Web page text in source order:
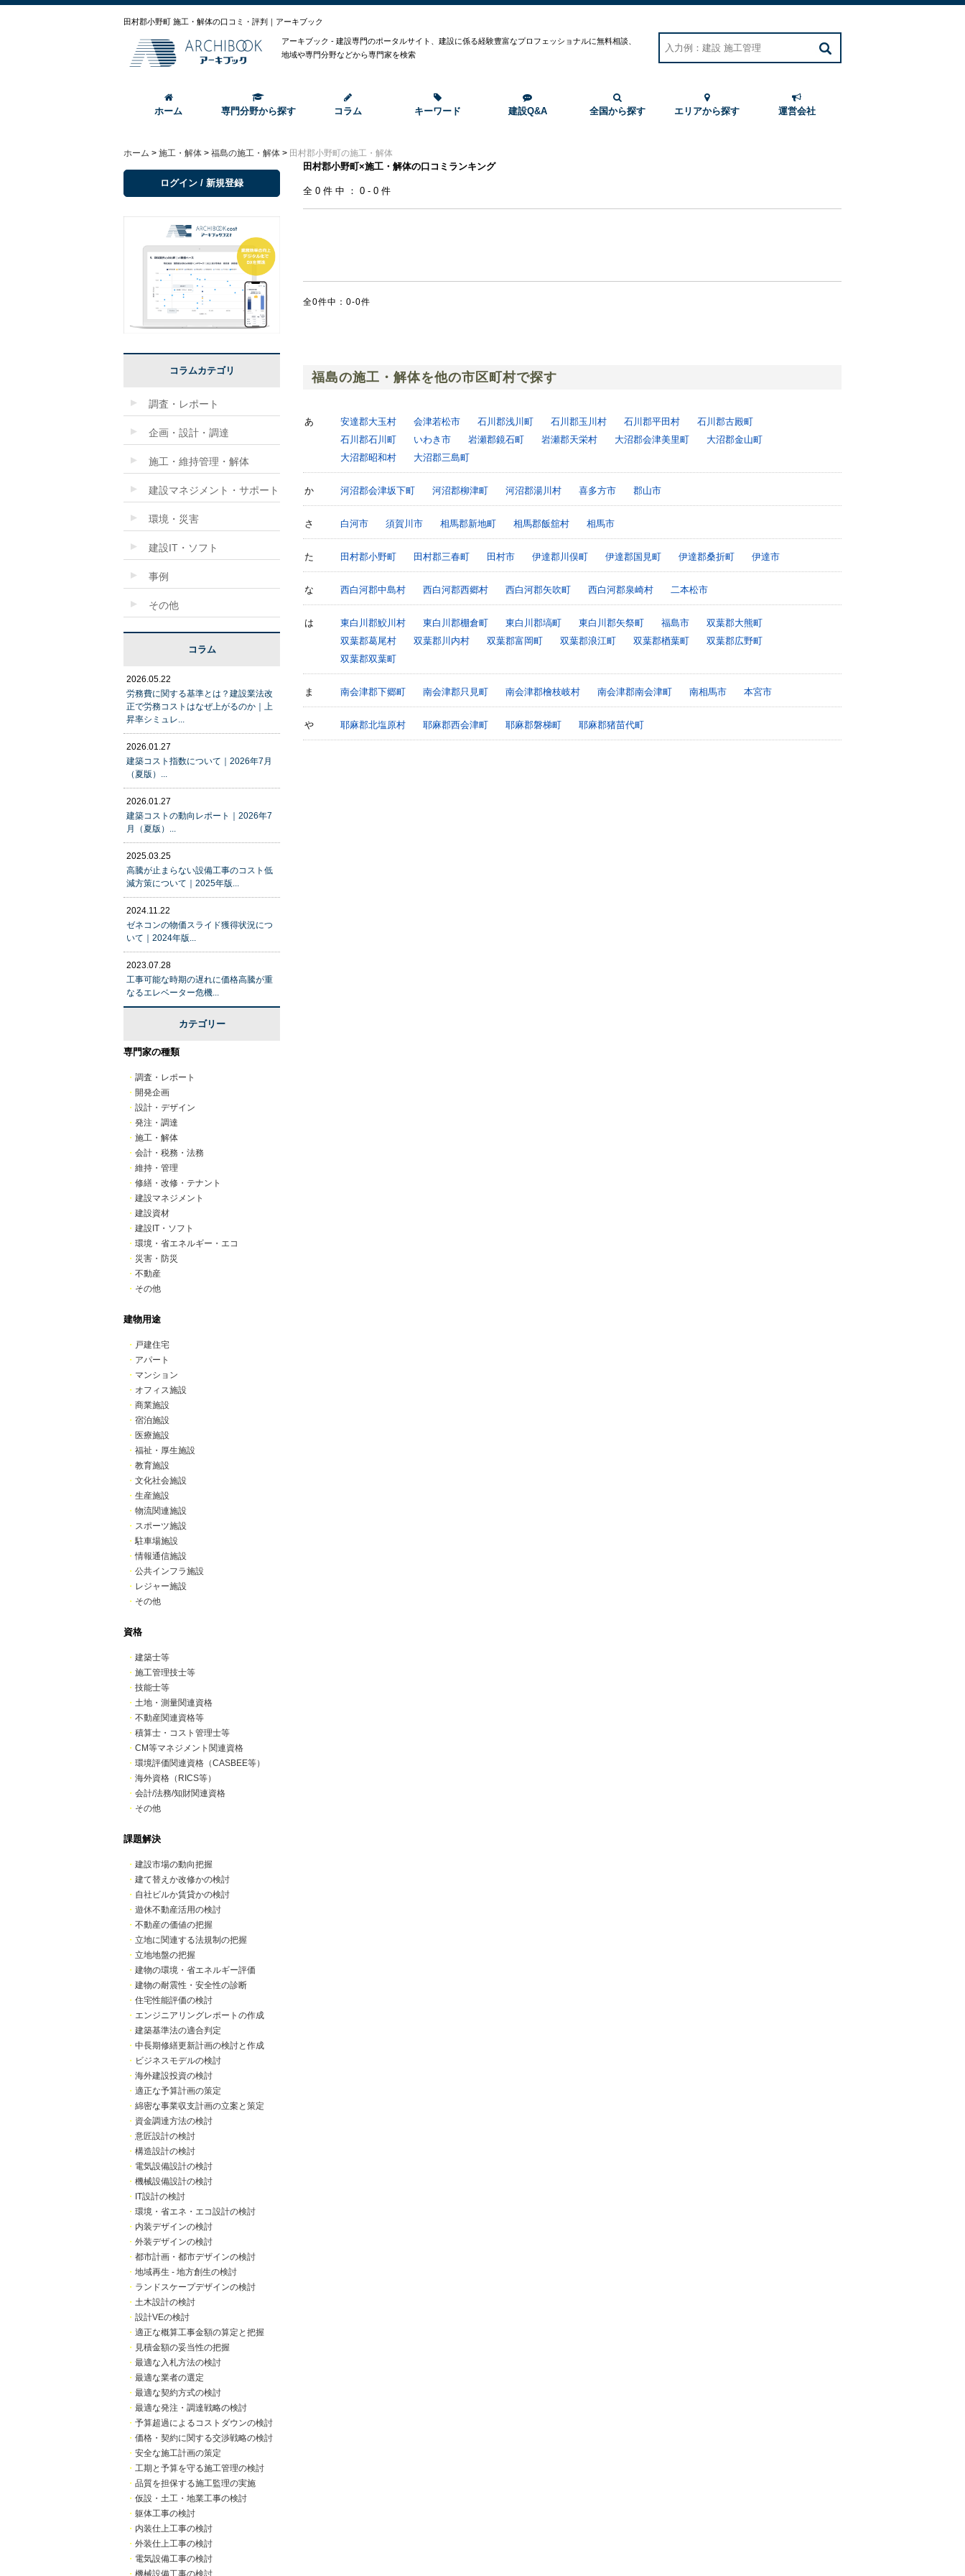
田村郡小野町 施工・解体の口コミ・評判｜アーキブック
アーキブック - 建設専門のポータルサイト、建設に係る経験豊富なプロフェッショナルに無料相談、
地域や専門分野などから専門家を検索
ホーム 専門分野から探す コラム キーワード 建設Q&A 全国から探す エリアから探す 運営会社
ホーム > 施工・解体 > 福島の施工・解体 > 田村郡小野町の施工・解体
田村郡小野町×施工・解体の口コミランキング
全0件中：0-0件
全0件中：0-0件
福島の施工・解体を他の市区町村で探す
あ 安達郡大玉村 会津若松市 石川郡浅川町 石川郡玉川村 石川郡平田村
石川郡古殿町
石川郡石川町
いわき市 岩瀬郡鏡石町 岩瀬郡天栄村 大沼郡会津美里町
大沼郡金山町
大沼郡昭和村
大沼郡三島町
か 河沼郡会津坂下町 河沼郡柳津町 河沼郡湯川村 喜多方市 郡山市
さ 白河市 須賀川市 相馬郡新地町 相馬郡飯舘村 相馬市
た 田村郡小野町 田村郡三春町 田村市 伊達郡川俣町 伊達郡国見町 伊達郡桑折町 伊達市
な 西白河郡中島村 西白河郡西郷村 西白河郡矢吹町 西白河郡泉崎村 二本松市
は 東白川郡鮫川村 東白川郡棚倉町 東白川郡塙町 東白川郡矢祭町 福島市
双葉郡大熊町
双葉郡葛尾村
双葉郡川内村 双葉郡富岡町 双葉郡浪江町 双葉郡楢葉町
双葉郡広野町
双葉郡双葉町
ま 南会津郡下郷町 南会津郡只見町 南会津郡檜枝岐村 南会津郡南会津町 南相馬市 本宮市
や 耶麻郡北塩原村 耶麻郡西会津町 耶麻郡磐梯町 耶麻郡猪苗代町
ログイン / 新規登録
コラムカテゴリ
調査・レポート
企画・設計・調達
施工・維持管理・解体
建設マネジメント・サポート
環境・災害
建設IT・ソフト
事例
その他
コラム
2026.05.22
労務費に関する基準とは？建設業法改
正で労務コストはなぜ上がるのか｜上
昇率シミュレ...
2026.01.27
建築コスト指数について｜2026年7月
（夏版）...
2026.01.27
建築コストの動向レポート｜2026年7
月（夏版）...
2025.03.25
高騰が止まらない設備工事のコスト低
減方策について｜2025年版...
2024.11.22
ゼネコンの物価スライド獲得状況につ
いて｜2024年版...
2023.07.28
工事可能な時期の遅れに価格高騰が重
なるエレベーター危機...
カテゴリー
専門家の種類
・ 調査・レポート
・ 開発企画
・ 設計・デザイン
・ 発注・調達
・ 施工・解体
・ 会計・税務・法務
・ 維持・管理
・ 修繕・改修・テナント
・ 建設マネジメント
・ 建設資材
・ 建設IT・ソフト
・ 環境・省エネルギー・エコ
・ 災害・防災
・ 不動産
・ その他
建物用途
・ 戸建住宅
・ アパート
・ マンション
・ オフィス施設
・ 商業施設
・ 宿泊施設
・ 医療施設
・ 福祉・厚生施設
・ 教育施設
・ 文化社会施設
・ 生産施設
・ 物流関連施設
・ スポーツ施設
・駐車場施設
・情報通信施設
・ 公共インフラ施設
・ レジャー施設
・ その他
資格
・ 建築士等
・ 施工管理技士等
・ 技能士等
・ 土地・測量関連資格
・ 不動産関連資格等
・ 積算士・コスト管理士等
・ CM等マネジメント関連資格
・ 環境評価関連資格（CASBEE等）
・ 海外資格（RICS等）
・ 会計/法務/知財関連資格
・ その他
課題解決
・ 建設市場の動向把握
・ 建て替えか改修かの検討
・ 自社ビルか賃貸かの検討
・ 遊休不動産活用の検討
・ 不動産の価値の把握
・ 立地に関連する法規制の把握
・ 立地地盤の把握
・ 建物の環境・省エネルギー評価
・ 建物の耐震性・安全性の診断
・ 住宅性能評価の検討
・ エンジニアリングレポートの作成
・ 建築基準法の適合判定
・ 中長期修繕更新計画の検討と作成
・ ビジネスモデルの検討
・ 海外建設投資の検討
・ 適正な予算計画の策定
・ 綿密な事業収支計画の立案と策定
・ 資金調達方法の検討
・ 意匠設計の検討
・ 構造設計の検討
・ 電気設備設計の検討
・ 機械設備設計の検討
・ IT設計の検討
・ 環境・省エネ・エコ設計の検討
・ 内装デザインの検討
・ 外装デザインの検討
・ 都市計画・都市デザインの検討
・ 地域再生 - 地方創生の検討
・ ランドスケープデザインの検討
・ 土木設計の検討
・ 設計VEの検討
・ 適正な概算工事金額の算定と把握
・ 見積金額の妥当性の把握
・ 最適な入札方法の検討
・ 最適な業者の選定
・ 最適な契約方式の検討
・ 最適な発注・調達戦略の検討
・ 予算超過によるコストダウンの検討
・ 価格・契約に関する交渉戦略の検討
・ 安全な施工計画の策定
・ 工期と予算を守る施工管理の検討
・ 品質を担保する施工監理の実施
・ 仮設・土工・地業工事の検討
・ 躯体工事の検討
・ 内装仕上工事の検討
・ 外装仕上工事の検討
・ 電気設備工事の検討
・ 機械設備工事の検討